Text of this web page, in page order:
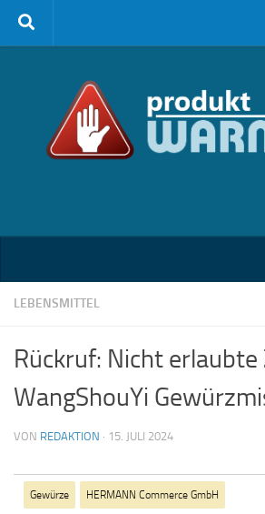
Zum Inhalt springen
LEBENSMITTEL
Rückruf: Nicht
WangShouYi
VON REDAKTION · 15. JULI 2024
Gewürze HERMANN Commerce GmbH